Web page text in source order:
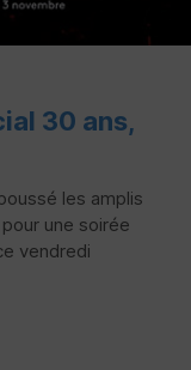
30 ans,
les amplis
une soirée
vendredi